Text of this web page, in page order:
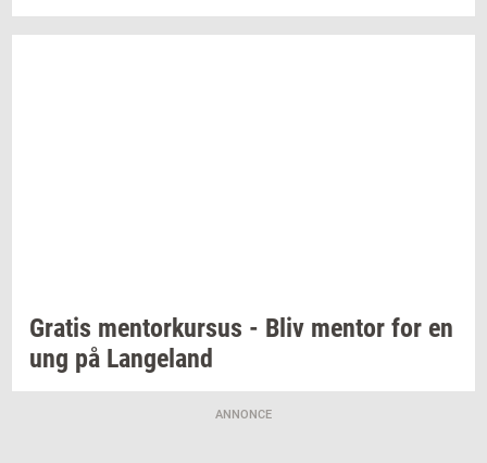
Gra­tis men­tor­kur­sus - Bliv men­tor for en
ung på Lan­geland
ANNONCE